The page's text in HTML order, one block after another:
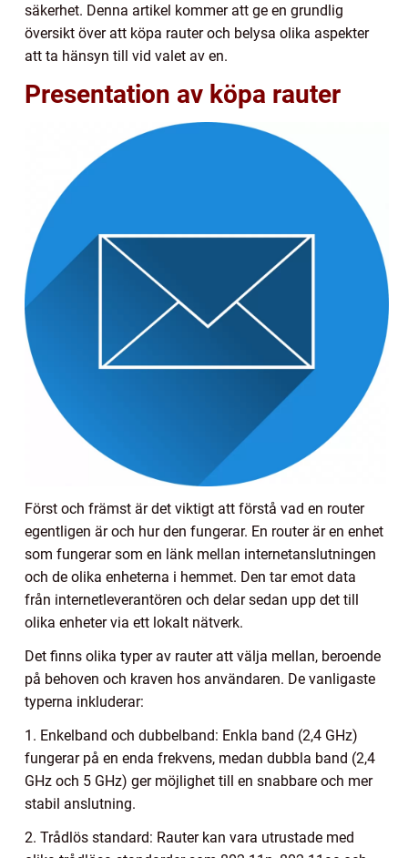
säkerhet. Denna artikel kommer att ge en grundlig
översikt över att köpa rauter och belysa olika aspekter
att ta hänsyn till vid valet av en.
Presentation av köpa rauter
Först och främst är det viktigt att förstå vad en router
egentligen är och hur den fungerar. En router är en enhet
som fungerar som en länk mellan internetanslutningen
och de olika enheterna i hemmet. Den tar emot data
från internetleverantören och delar sedan upp det till
olika enheter via ett lokalt nätverk.
Det finns olika typer av rauter att välja mellan, beroende
på behoven och kraven hos användaren. De vanligaste
typerna inkluderar:
1. Enkelband och dubbelband: Enkla band (2,4 GHz)
fungerar på en enda frekvens, medan dubbla band (2,4
GHz och 5 GHz) ger möjlighet till en snabbare och mer
stabil anslutning.
2. Trådlös standard: Rauter kan vara utrustade med